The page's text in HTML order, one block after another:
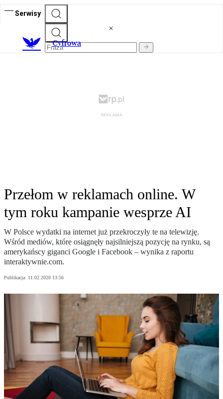
Serwisy
Cyfrowa
Przełom w reklamach online. W
tym roku kampanie wesprze AI
W Polsce wydatki na internet już przekroczyły te na telewizję.
Wśród mediów, które osiągnęły najsilniejszą pozycję na rynku, są
amerykańscy giganci Google i Facebook – wynika z raportu
interaktywnie.com.
Publikacja: 11.02.2020 13:56